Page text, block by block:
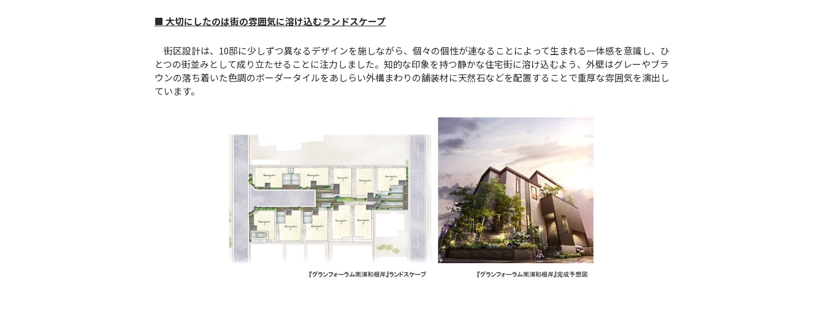
■ 大切にしたのは街の雰囲気に溶け込むランドスケープ
街区設計は、10邸に少しずつ異なるデザインを施しながら、個々の個性が連なることによって生まれる一体感を意識し、ひ
とつの街並みとして成り立たせることに注力しました。知的な印象を持つ静かな住宅街に溶け込むよう、外壁はグレーやブラ
ウンの落ち着いた色調のボーダータイルをあしらい外構まわりの舗装材に天然石などを配置することで重厚な雰囲気を演出し
ています。